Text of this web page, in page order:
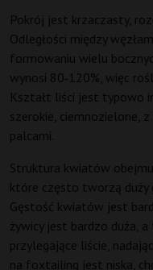
Pokrój jest krzaczasty,
Odległości między
formowaniu wielu
wynosi 80‑120%, więc
Kształt liści jest typowo
szerokie, ciemnozielone,
palcami.
Struktura kwiatów
które często tworzą duży
Gęstość kwiatów jest
żywicy jest bardzo duża,
przylegające liście,
na foxtailing jest niska,